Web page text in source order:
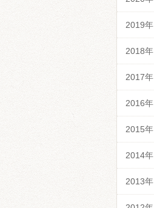
2019年
2018年
2017年
2016年
2015年
2014年
2013年